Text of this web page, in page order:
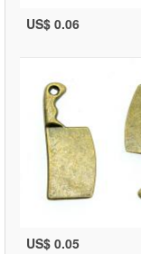
US$ 0.06
US$ 0.05